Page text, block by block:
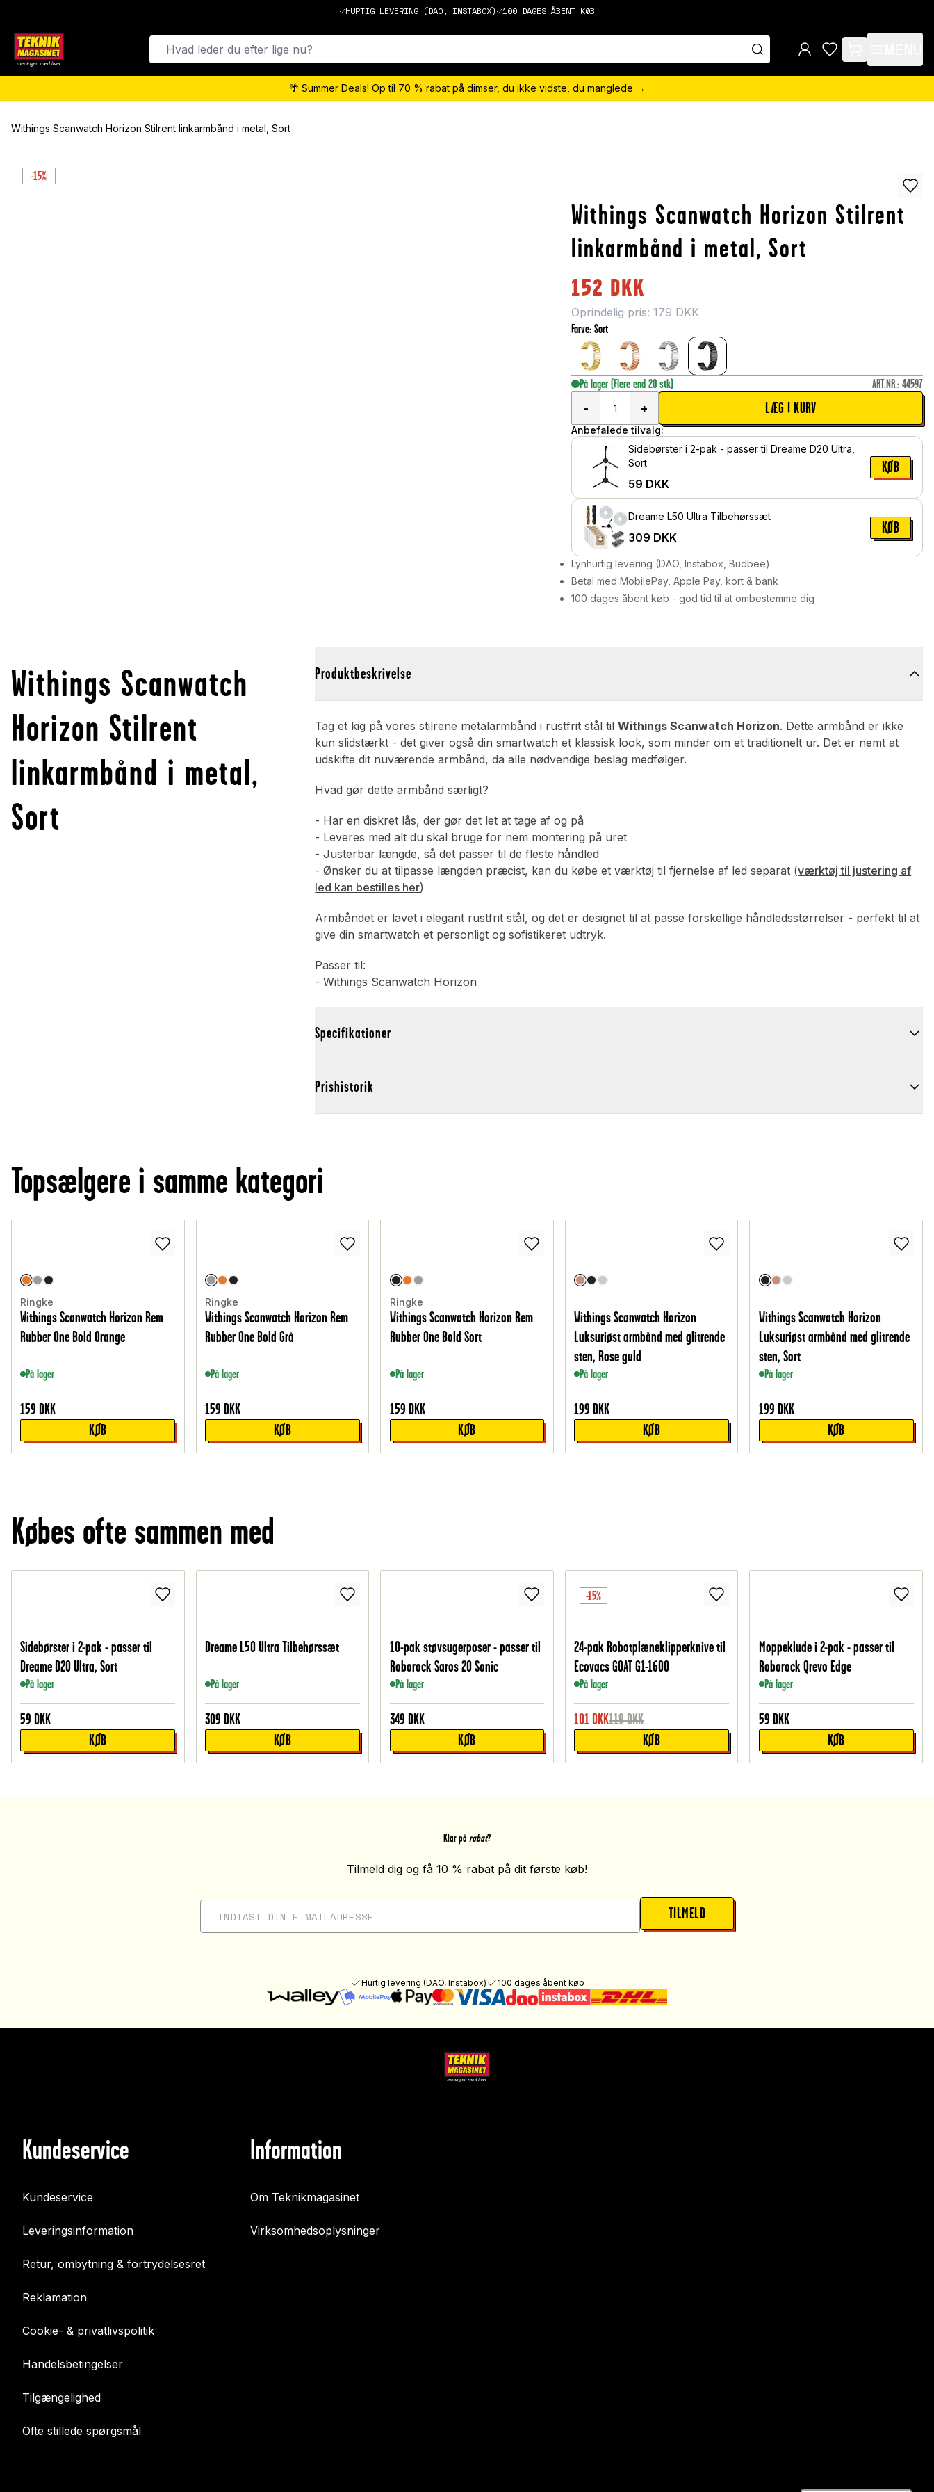
HURTIG LEVERING (DAO, INSTABOX) 100 DAGES ÅBENT KØB
items in cart, view
🌴 Summer Deals! Op til 70 % rabat på dimser, du ikke vidste, du manglede →
Withings Scanwatch Horizon Stilrent linkarmbånd i metal, Sort
-15%
Withings Scanwatch Horizon Stilrent
linkarmbånd i metal, Sort
152 DKK
Oprindelig pris: 179 DKK
Farve:Sort
På lager (Flere end 20 stk) ART.NR.: 44597
-
+ LÆG I KURV
Anbefalede tilvalg:
Sidebørster i 2-pak - passer til Dreame D20 Ultra,
Sort
59 DKK
KØB
Dreame L50 Ultra Tilbehørssæt
309 DKK
KØB
Lynhurtig levering (DAO, Instabox, Budbee)
Betal med MobilePay, Apple Pay, kort & bank
100 dages åbent køb - god tid til at ombestemme dig
Withings Scanwatch
Horizon Stilrent
linkarmbånd i metal,
Sort
Produktbeskrivelse
Tag et kig på vores stilrene metalarmbånd i rustfrit stål tilWithings Scanwatch Horizon. Dette armbånd er ikke
kun slidstærkt - det giver også din smartwatch et klassisk look, som minder om et traditionelt ur. Det er nemt at
udskifte dit nuværende armbånd, da alle nødvendige beslag medfølger.
Hvad gør dette armbånd særligt?
- Har en diskret lås, der gør det let at tage af og på
- Leveres med alt du skal bruge for nem montering på uret
- Justerbar længde, så det passer til de fleste håndled
- Ønsker du at tilpasse længden præcist, kan du købe et værktøj til fjernelse af led separat (værktøj til justering af
led kan bestilles her)
Armbåndet er lavet i elegant rustfrit stål, og det er designet til at passe forskellige håndledsstørrelser - perfekt til at
give din smartwatch et personligt og sofistikeret udtryk.
Passer til:
- Withings Scanwatch Horizon
Specifikationer
Prishistorik
Topsælgere i samme kategori
Ringke
Withings Scanwatch Horizon Rem
Rubber One Bold Orange
På lager
159 DKK
KØB
Ringke
Withings Scanwatch Horizon Rem
Rubber One Bold Grå
På lager
159 DKK
KØB
Ringke
Withings Scanwatch Horizon Rem
Rubber One Bold Sort
På lager
159 DKK
KØB
Withings Scanwatch Horizon
Luksuriøst armbånd med glitrende
sten, Rose guld
På lager
199 DKK
KØB
Withings Scanwatch Horizon
Luksuriøst armbånd med glitrende
sten, Sort
På lager
199 DKK
KØB
Købes ofte sammen med
Sidebørster i 2-pak - passer til
Dreame D20 Ultra, Sort
På lager
59 DKK
KØB
Dreame L50 Ultra Tilbehørssæt
På lager
309 DKK
KØB
10-pak støvsugerposer - passer til
Roborock Saros 20 Sonic
På lager
349 DKK
KØB
-15%
24-pak Robotplæneklipperknive til
Ecovacs GOAT G1-1600
På lager
101 DKK119DKK
KØB
Moppeklude i 2-pak - passer til
Roborock Qrevo Edge
På lager
59 DKK
KØB
Klar på rabat?
Tilmeld dig og få 10 % rabat på dit første køb!
TILMELD
Hurtig levering (DAO, Instabox) 100 dages åbent køb
Kundeservice
Kundeservice
Leveringsinformation
Retur, ombytning & fortrydelsesret
Reklamation
Cookie- & privatlivspolitik
Handelsbetingelser
Tilgængelighed
Ofte stillede spørgsmål
Information
Om Teknikmagasinet
Virksomhedsoplysninger